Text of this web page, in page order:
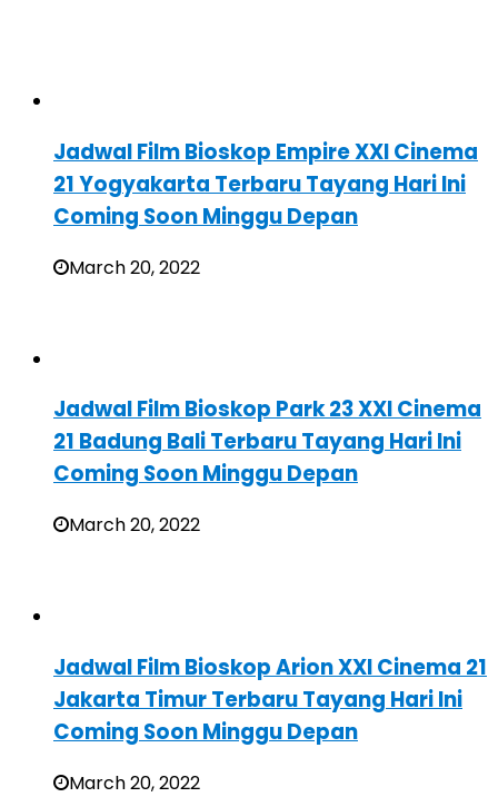
Jadwal Film Bioskop Empire XXI Cinema
21 Yogyakarta Terbaru Tayang Hari Ini
Coming Soon Minggu Depan
March 20, 2022
Jadwal Film Bioskop Park 23 XXI Cinema
21 Badung Bali Terbaru Tayang Hari Ini
Coming Soon Minggu Depan
March 20, 2022
Jadwal Film Bioskop Arion XXI Cinema 21
Jakarta Timur Terbaru Tayang Hari Ini
Coming Soon Minggu Depan
March 20, 2022